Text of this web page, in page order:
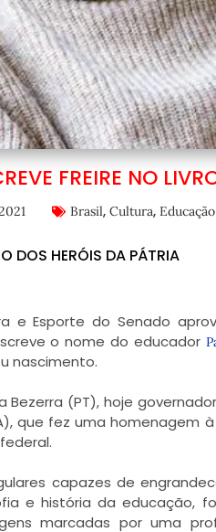
FREIRE NO
Brasil, Cultura, Educação
DOS HERÓIS DA PÁTRIA
e Esporte do Senado
o nome do educador
nascimento.
Bezerra (PT), hoje
que fez uma
capazes de
e história da educação,
marcadas por uma